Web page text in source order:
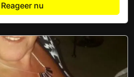
Reageer nu